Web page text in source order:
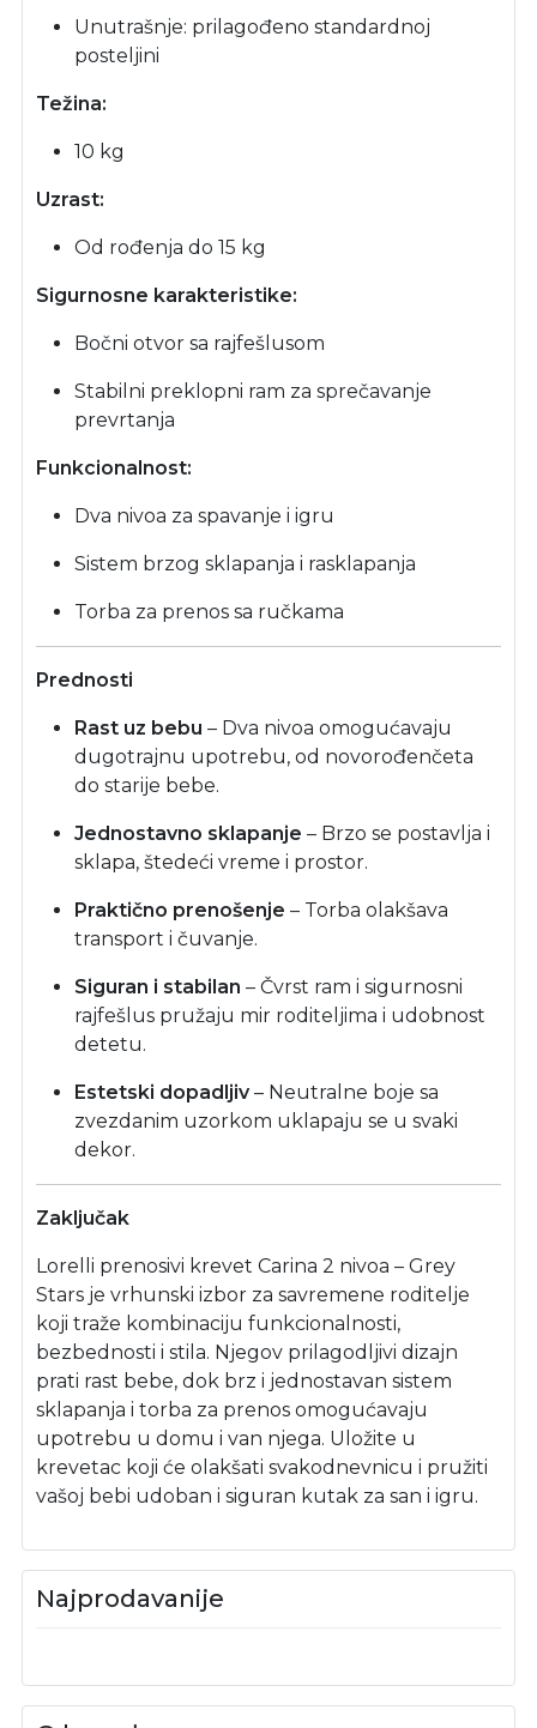
Unutrašnje: prilagođeno standardnoj
posteljini
Težina:
10 kg
Uzrast:
Od rođenja do 15 kg
Sigurnosne karakteristike:
Bočni otvor sa rajfešlusom
Stabilni preklopni ram za sprečavanje
prevrtanja
Funkcionalnost:
Dva nivoa za spavanje i igru
Sistem brzog sklapanja i rasklapanja
Torba za prenos sa ručkama
Prednosti
Rast uz bebu – Dva nivoa omogućavaju
dugotrajnu upotrebu, od novorođenčeta
do starije bebe.
Jednostavno sklapanje – Brzo se postavlja i
sklapa, štedeći vreme i prostor.
Praktično prenošenje – Torba olakšava
transport i čuvanje.
Siguran i stabilan – Čvrst ram i sigurnosni
rajfešlus pružaju mir roditeljima i udobnost
detetu.
Estetski dopadljiv– Neutralne boje sa
zvezdanim uzorkom uklapaju se u svaki
dekor.
Zaključak
Lorelli prenosivi krevet Carina 2 nivoa – Grey
Stars je vrhunski izbor za savremene roditelje
koji traže kombinaciju funkcionalnosti,
bezbednosti i stila. Njegov prilagodljivi dizajn
prati rast bebe, dok brz i jednostavan sistem
sklapanja i torba za prenos omogućavaju
upotrebu u domu i van njega. Uložite u
krevetac koji će olakšati svakodnevnicu i pružiti
vašoj bebi udoban i siguran kutak za san i igru.
Najprodavanije